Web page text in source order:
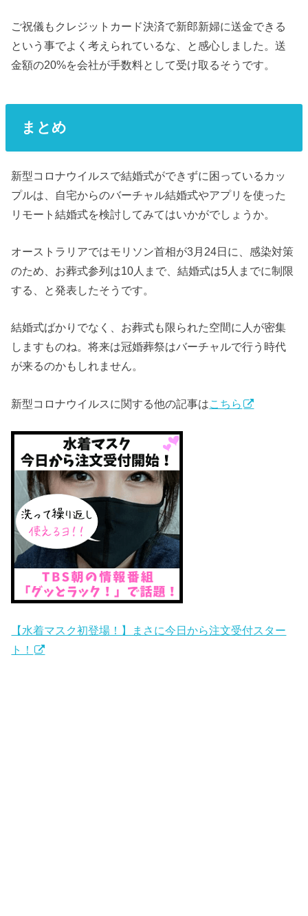
ご祝儀もクレジットカード決済で新郎新婦に送金できる
という事でよく考えられているな、と感心しました。送
金額の20%を会社が手数料として受け取るそうです。
まとめ
新型コロナウイルスで結婚式ができずに困っているカッ
プルは、自宅からのバーチャル結婚式やアプリを使った
リモート結婚式を検討してみてはいかがでしょうか。
オーストラリアではモリソン首相が3月24日に、感染対策
のため、お葬式参列は10人まで、結婚式は5人までに制限
する、と発表したそうです。
結婚式ばかりでなく、お葬式も限られた空間に人が密集
しますものね。将来は冠婚葬祭はバーチャルで行う時代
が来るのかもしれません。
新型コロナウイルスに関する他の記事はこちら
【水着マスク初登場！】まさに今日から注文受付スター
ト！